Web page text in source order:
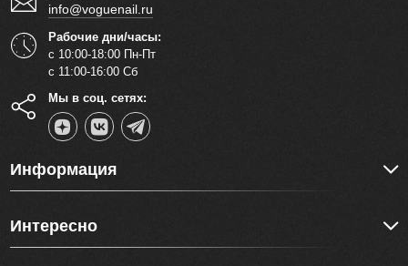
info@voguenail.ru
Рабочие дни/часы:
с 10:00-18:00 Пн-Пт
с 11:00-16:00 Сб
Мы в соц. сетях:
Информация
Интересно